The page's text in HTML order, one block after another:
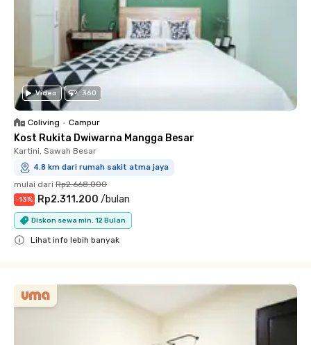
Video 360
Coliving • Campur
Kost Rukita Dwiwarna Mangga Besar
Kartini, Sawah Besar
4.8 km dari rumah sakit atma jaya
mulai dari Rp2.668.000
-13% Rp2.311.200 /bulan
Diskon sewa min. 12 Bulan
Lihat info lebih banyak